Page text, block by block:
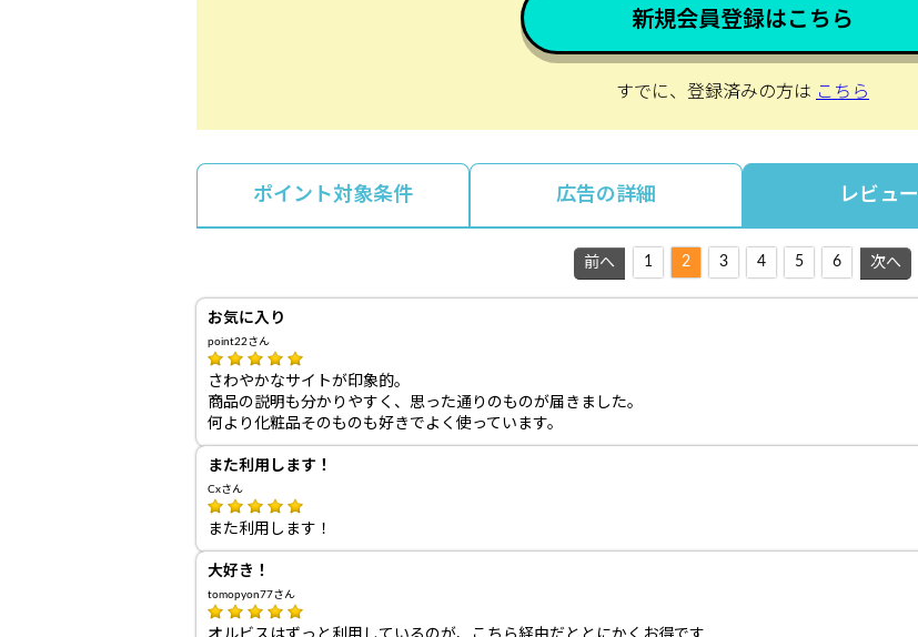
新規会員登録はこちら
すでに、登録済みの方は こちら
ポイント対象条件 広告の詳細 レビュー
前へ 1 2 3 4 5 6 次へ
お気に入り
point22さん
さわやかなサイトが印象的。
商品の説明も分かりやすく、思った通りのものが届きました。
何より化粧品そのものも好きでよく使っています。
また利用します！
Cxさん
また利用します！
大好き！
tomopyon77さん